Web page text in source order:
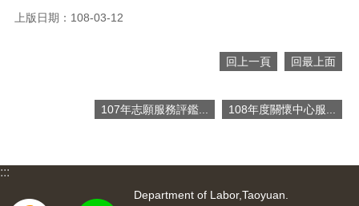
公
開
上版日期：108-03-12
回上一頁 回最上面
107年志願服務評鑑... 108年度關懷中心服...
:::
Department of Labor,Taoyuan.